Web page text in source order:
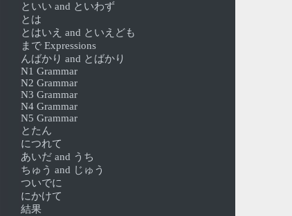
といい and といわず
とは
とはいえ and といえども
まで Expressions
んばかり and とばかり
N1 Grammar
N2 Grammar
N3 Grammar
N4 Grammar
N5 Grammar
とたん
につれて
あいだ and うち
ちゅう and じゅう
ついでに
にかけて
結果